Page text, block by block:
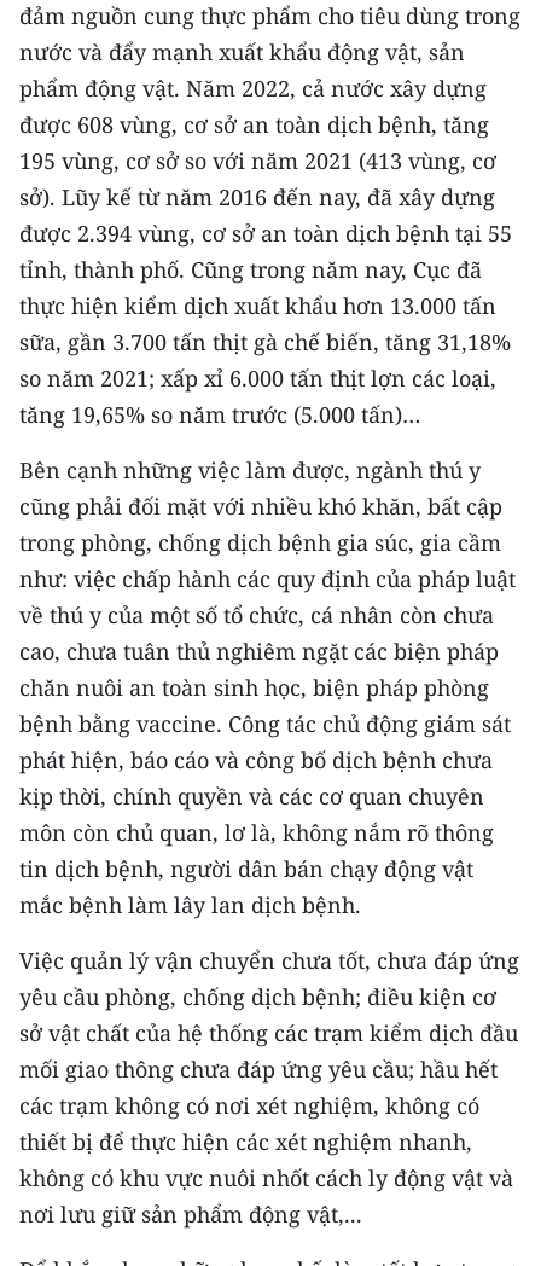
Media Môi trường
Ảnh
Infographic
TIN MỚI
TIN ĐỊA PHƯƠNG
Trung du và miền núi phía Bắc
Đồng bằng sông Hồng
Bắc Trung Bộ
Duyên hải Nam Trung Bộ và Tây
Nguyên
Đông Nam Bộ
Đồng bằng sông Cửu Long
Chuyên trang Hà Nội
Chuyên trang TP. Hồ Chí Minh
CHUYÊN ĐỀ
CÁC CHUYÊN TRANG
VỀ BÁO NHÂN DÂN
THỜI NAY
NHÂN DÂN CUỐI TUẦN
NHÂN DÂN HẰNG THÁNG
MUA BÁO
ĐỌC BÁO IN
đảm nguồn cung thực phẩm cho tiêu dùng trong
nước và đẩy mạnh xuất khẩu động vật, sản
phẩm động vật. Năm 2022, cả nước xây dựng
được 608 vùng, cơ sở an toàn dịch bệnh, tăng
195 vùng, cơ sở so với năm 2021 (413 vùng, cơ
sở). Lũy kế từ năm 2016 đến nay, đã xây dựng
được 2.394 vùng, cơ sở an toàn dịch bệnh tại 55
tỉnh, thành phố. Cũng trong năm nay, Cục đã
thực hiện kiểm dịch xuất khẩu hơn 13.000 tấn
sữa, gần 3.700 tấn thịt gà chế biến, tăng 31,18%
so năm 2021; xấp xỉ 6.000 tấn thịt lợn các loại,
tăng 19,65% so năm trước (5.000 tấn)…
Bên cạnh những việc làm được, ngành thú y
cũng phải đối mặt với nhiều khó khăn, bất cập
trong phòng, chống dịch bệnh gia súc, gia cầm
như: việc chấp hành các quy định của pháp luật
về thú y của một số tổ chức, cá nhân còn chưa
cao, chưa tuân thủ nghiêm ngặt các biện pháp
chăn nuôi an toàn sinh học, biện pháp phòng
bệnh bằng vaccine. Công tác chủ động giám sát
phát hiện, báo cáo và công bố dịch bệnh chưa
kịp thời, chính quyền và các cơ quan chuyên
môn còn chủ quan, lơ là, không nắm rõ thông
tin dịch bệnh, người dân bán chạy động vật
mắc bệnh làm lây lan dịch bệnh.
Việc quản lý vận chuyển chưa tốt, chưa đáp ứng
yêu cầu phòng, chống dịch bệnh; điều kiện cơ
sở vật chất của hệ thống các trạm kiểm dịch đầu
mối giao thông chưa đáp ứng yêu cầu; hầu hết
các trạm không có nơi xét nghiệm, không có
thiết bị để thực hiện các xét nghiệm nhanh,
không có khu vực nuôi nhốt cách ly động vật và
nơi lưu giữ sản phẩm động vật,...